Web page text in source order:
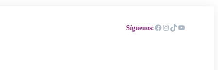
Síguenos:Facebook Instagram TikTok YouTube